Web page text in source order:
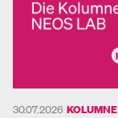
30.07.2026 KOLUMNE